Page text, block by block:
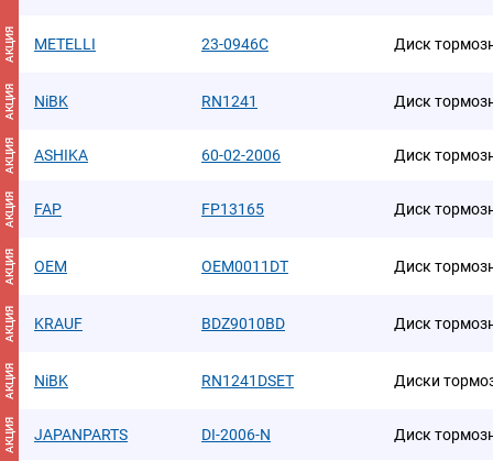
АКЦИЯ METELLI 23-0946C Диск
АКЦИЯ NiBK RN1241 Диск
АКЦИЯ ASHIKA 60-02-2006 Диск
АКЦИЯ FAP FP13165 Диск
АКЦИЯ OEM OEM0011DT Диск
АКЦИЯ KRAUF BDZ9010BD Диск
АКЦИЯ NiBK RN1241DSET Диски
АКЦИЯ JAPANPARTS DI-2006-N Диск